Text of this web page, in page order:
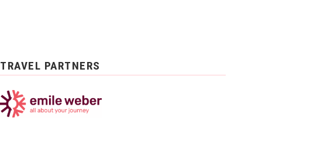
TRAVEL PARTNERS